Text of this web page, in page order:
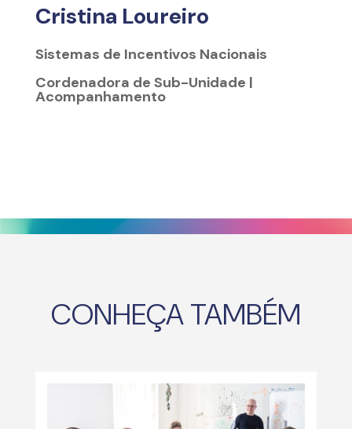
Cristina Loureiro
Sistemas de Incentivos Nacionais
Cordenadora de Sub-Unidade |
Acompanhamento
CONHEÇA TAMBÉM